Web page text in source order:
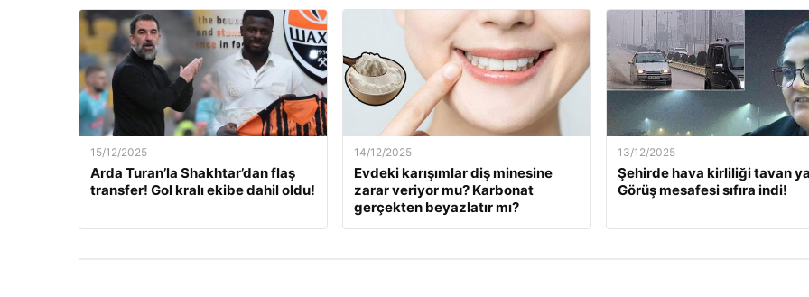
15/12/2025
Arda Turan’la Shakhtar’dan flaş
transfer! Gol kralı ekibe dahil oldu!
14/12/2025
Evdeki karışımlar diş minesine
zarar veriyor mu? Karbonat
gerçekten beyazlatır mı?
13/12/2025
Şehirde hava kirliliği tavan
Görüş mesafesi sıfıra indi!